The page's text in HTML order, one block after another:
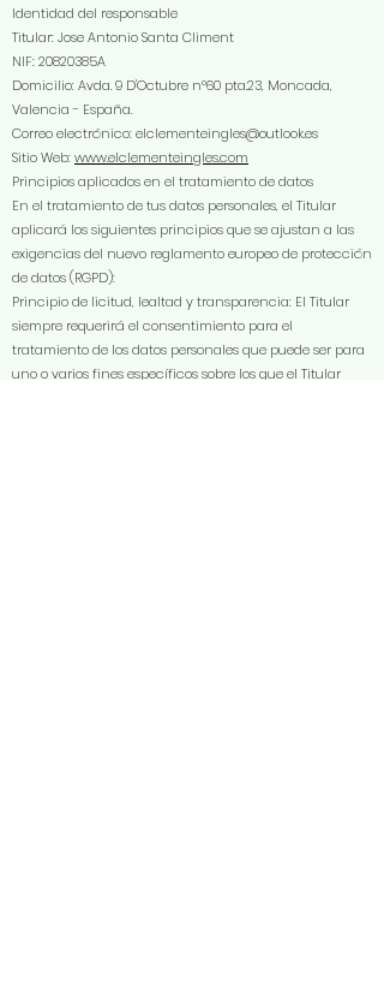
Identidad del responsable
Titular: Jose Antonio Santa Climent
NIF: 20820385A
Domicilio: Avda. 9 D'Octubre nº60 pta.23, Moncada,
Valencia - España.
Correo electrónico:elclementeingles@outlook.es
Sitio Web:www.elclementeingles.com
Principios aplicados en el tratamiento de datos
En el tratamiento de tus datos personales, el Titular
aplicará los siguientes principios que se ajustan a las
exigencias del nuevo reglamento europeo de protección
de datos (RGPD):
Principio de licitud, lealtad y transparencia: El Titular
siempre requerirá el consentimiento para el
tratamiento de los datos personales que puede ser para
uno o varios fines específicos sobre los que el Titular